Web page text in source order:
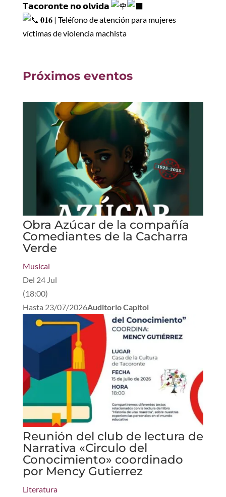
𝗧𝗮𝗰𝗼𝗿𝗼𝗻𝘁𝗲 𝗻𝗼 𝗼𝗹𝘃𝗶𝗱𝗮
𝟎𝟏𝟔 | Teléfono de atención para mujeres
víctimas de violencia machista
Próximos eventos
Obra Azúcar de la compañía
Comediantes de la Cacharra
Verde
Musical
Del 24 Jul
(18:00)
Hasta 23/07/2026Auditorio Capitol
Reunión del club de lectura de
Narrativa «Circulo del
Conocimiento» coordinado
por Mency Gutierrez
Literatura